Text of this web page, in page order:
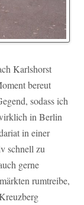
Karlshorst
bereut
sodass ich
in Berlin
in einer
schnell zu
gerne
rumtreibe,